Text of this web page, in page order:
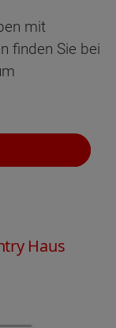
mit
finden Sie bei